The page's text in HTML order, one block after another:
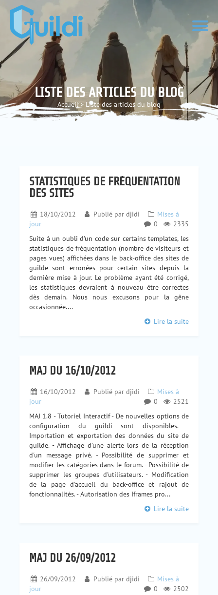
LISTE DES ARTICLES DU BLOG
Accueil > Liste des articles du blog
STATISTIQUES DE FRÉQUENTATION
DES SITES
18/10/2012 Publié par djidi
Mises à
jour
2335
0
Suite à un oubli d'un code sur certains templates, les
statistiques de fréquentation (nombre de visiteurs et
pages vues) affichées dans le back-office des sites de
guilde sont erronées pour certain sites depuis la
dernière mise à jour. Le problème ayant été corrigé,
les statistiques devraient à nouveau être correctes
dès demain. Nous nous excusons pour la gêne
occasionnée....
Lire la suite
MAJ DU 16/10/2012
16/10/2012 Publié par djidi
Mises à
jour
2521
0
MAJ 1.8 - Tutoriel Interactif - De nouvelles options de
configuration du guildi sont disponibles. -
Importation et exportation des données du site de
guilde. - Affichage d'une alerte lors de la réception
d'un message privé. - Possibilité de supprimer et
modifier les catégories dans le forum. - Possibilité de
supprimer les groupes d'utilisateurs. - Modification
de la page d'accueil du back-office et rajout de
fonctionnalités. - Autorisation des Iframes pro...
Lire la suite
MAJ DU 26/09/2012
26/09/2012 Publié par djidi
Mises à
jour
2502
0